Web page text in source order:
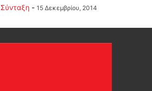
Σύνταξη - 15 Δεκεμβρίου, 2014